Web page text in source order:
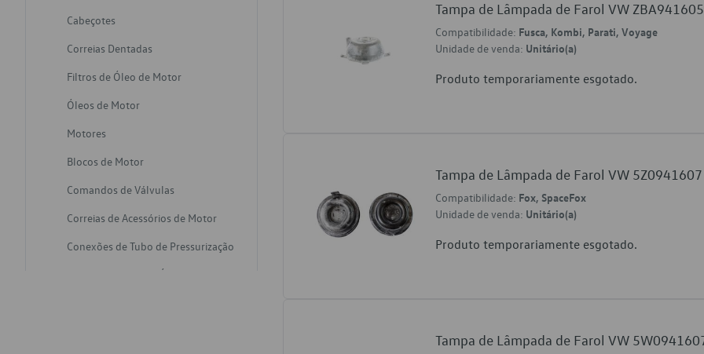
Cabeçotes
Correias Dentadas
Filtros de Óleo de Motor
Óleos de Motor
Motores
Blocos de Motor
Comandos de Válvulas
Correias de Acessórios de Motor
Conexões de Tubo de Pressurização
Varetas de Nivel de Óleo
Tampa de Lâmpada de Farol VW
Compatibilidade: Fusca, Kombi, Parati, Voyage
Unidade de venda: Unitário(a)
Produto temporariamente esgotado.
Tampa de Lâmpada de Farol VW 5Z0941607
Compatibilidade: Fox, SpaceFox
Unidade de venda: Unitário(a)
Produto temporariamente esgotado.
Tampa de Lâmpada de Farol VW